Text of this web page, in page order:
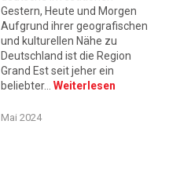
Gestern, Heute und Morgen
Aufgrund ihrer geografischen
und kulturellen Nähe zu
Deutschland ist die Region
Grand Est seit jeher ein
beliebter… Weiterlesen
Mai 2024